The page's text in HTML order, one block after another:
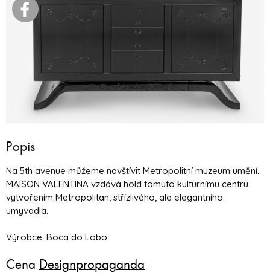
Popis
Na 5th avenue můžeme navštívit Metropolitní muzeum umění.
MAISON VALENTINA vzdává hold tomuto kulturnímu centru
vytvořením Metropolitan, střízlivého, ale elegantního
umyvadla.
Výrobce: Boca do Lobo
Cena Designpropaganda